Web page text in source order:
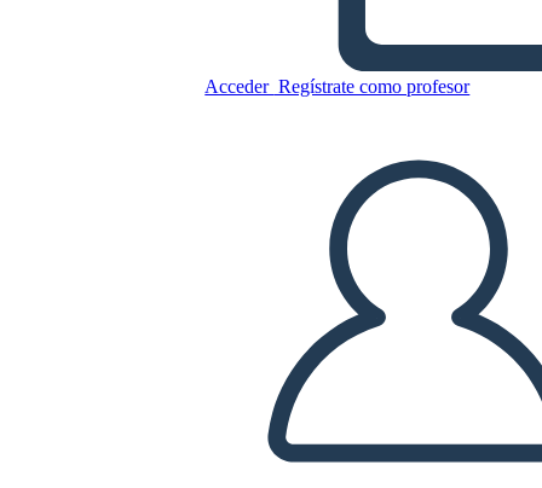
Acceder Regístrate como profesor
Copie este guión gráfico
JUEGO DE DIAPOSITIVAS
LEERME